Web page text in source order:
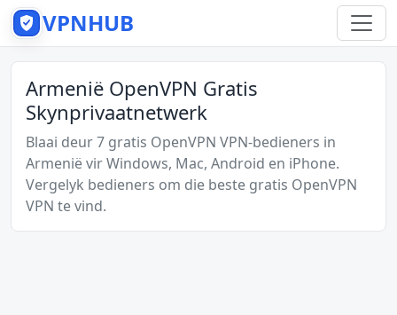
VPNHUB
Armenië OpenVPN Gratis
Skynprivaatnetwerk
Blaai deur 7 gratis OpenVPN VPN-bedieners in
Armenië vir Windows, Mac, Android en iPhone.
Vergelyk bedieners om die beste gratis OpenVPN
VPN te vind.